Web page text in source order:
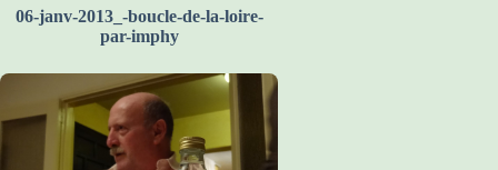
06-janv-2013_-boucle-de-la-loire-
par-imphy